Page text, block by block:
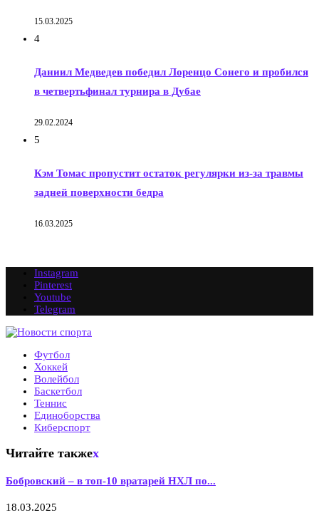
15.03.2025
4
Даниил Медведев победил Лоренцо Сонего и пробился
в четвертьфинал турнира в Дубае
29.02.2024
5
Кэм Томас пропустит остаток регулярки из-за травмы
задней поверхности бедра
16.03.2025
Instagram
Pinterest
Youtube
Telegram
Футбол
Хоккей
Волейбол
Баскетбол
Теннис
Единоборства
Киберспорт
Читайте такжеx
Бобровский – в топ-10 вратарей НХЛ по...
18.03.2025